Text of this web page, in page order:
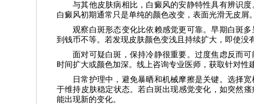
与其他皮肤病相比，白癜风的安静特性具有辨识
白癜风初期通常只是单纯的颜色改变，表面光滑无皮屑
观察白斑形态变化比依赖感觉更可靠。早期白斑
到钱币不等。若发现皮肤颜色变浅且持续扩大，即使没
面对可疑白斑，保持冷静很重要。过度焦虑反而
时间扩大或颜色加深。线上咨询专业医师，获取针对性
日常护理中，避免暴晒和机械摩擦是关键。选择
于维持皮肤稳定状态。若白斑出现感觉变化，如突然
能出现新的变化。